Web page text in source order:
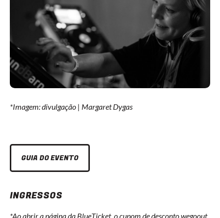
*Imagem: divulgação | Margaret Dygas
GUIA DO EVENTO
INGRESSOS
*Ao abrir a página da BlueTicket, o cupom de desconto wegoout